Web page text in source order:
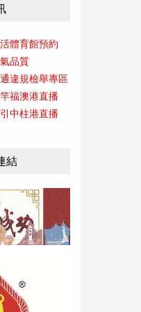
體育館預約
品質
違規檢舉專區
福澳港直播
中柱港直播
結